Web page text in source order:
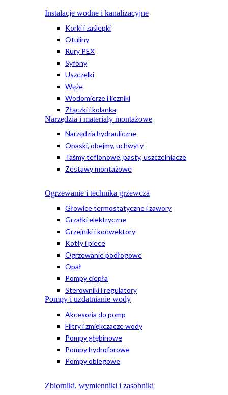
Instalacje wodne i kanalizacyjne
Korki i zaślepki
Otuliny
Rury PEX
Syfony
Uszczelki
Węże
Wodomierze i liczniki
Złączki i kolanka
Narzędzia i materiały montażowe
Narzędzia hydrauliczne
Opaski, obejmy, uchwyty
Taśmy teflonowe, pasty, uszczelniacze
Zestawy montażowe
Ogrzewanie i technika grzewcza
Głowice termostatyczne i zawory
Grzałki elektryczne
Grzejniki i konwektory
Kotły i piece
Ogrzewanie podłogowe
Opał
Pompy ciepła
Sterowniki i regulatory
Pompy i uzdatnianie wody
Akcesoria do pomp
Filtry i zmiękczacze wody
Pompy głębinowe
Pompy hydroforowe
Pompy obiegowe
Zbiorniki, wymienniki i zasobniki